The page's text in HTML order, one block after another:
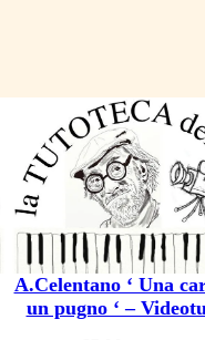
A.Celentano ‘ Una
un pugno ‘ –